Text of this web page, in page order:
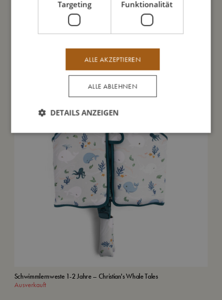
Das könnte dir auch gefallen
Schwimmlernweste 1-2 Jahre – Christian's Whale Tales
Ausverkauft
Targeting Funktionalität
ALLE AKZEPTIEREN
ALLE ABLEHNEN
DETAILS ANZEIGEN